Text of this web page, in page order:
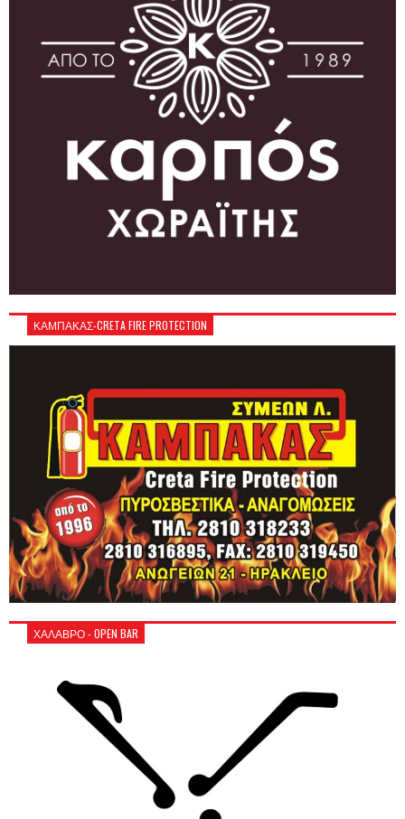
ΚΑΜΠΑΚΑΣ-CRETA FIRE PROTECTION
ΧΑΛΑΒΡΟ - OPEN BAR